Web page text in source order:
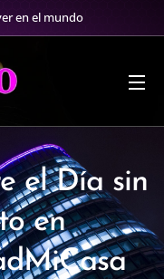
en el mundo
el Día sin
en